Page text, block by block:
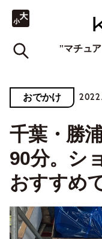
"マチュ
おでかけ
千葉・勝
90分。シ
おすすめ